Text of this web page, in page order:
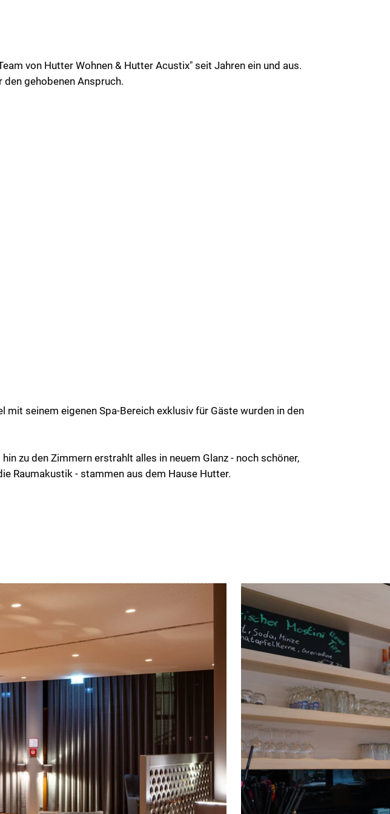
von Hutter Wohnen & Hutter Acustix" seit Jahren ein und aus.
gehobenen Anspruch.
seinem eigenen Spa-Bereich exklusiv für Gäste wurden in den
zu den Zimmern erstrahlt alles in neuem Glanz - noch schöner,
Raumakustik - stammen aus dem Hause Hutter.